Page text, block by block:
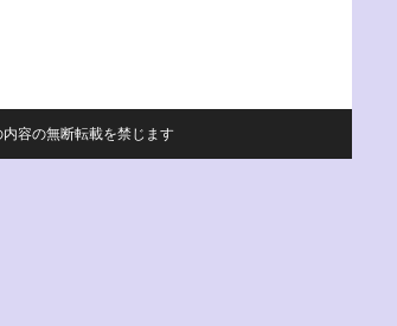
容の無断転載を禁じます